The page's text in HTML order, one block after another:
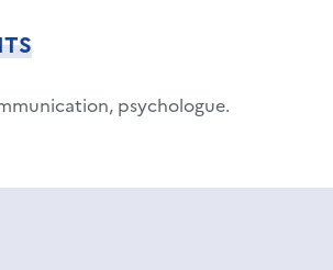
psychologue.